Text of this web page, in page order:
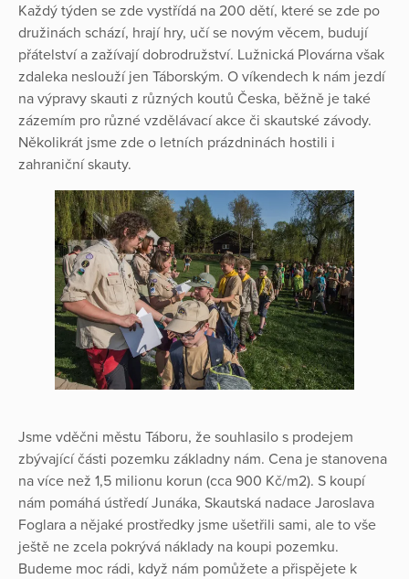
Každý týden se zde vystřídá na 200 dětí, které se zde po
družinách schází, hrají hry, učí se novým věcem, budují
přátelství a zažívají dobrodružství. Lužnická Plovárna však
zdaleka neslouží jen Táborským. O víkendech k nám jezdí
na výpravy skauti z různých koutů Česka, běžně je také
zázemím pro různé vzdělávací akce či skautské závody.
Několikrát jsme zde o letních prázdninách hostili i
zahraniční skauty.
Jsme vděčni městu Táboru, že souhlasilo s prodejem
zbývající části pozemku základny nám. Cena je stanovena
na více než 1,5 milionu korun (cca 900 Kč/m2). S koupí
nám pomáhá ústředí Junáka, Skautská nadace Jaroslava
Foglara a nějaké prostředky jsme ušetřili sami, ale to vše
ještě ne zcela pokrývá náklady na koupi pozemku.
Budeme moc rádi, když nám pomůžete a přispějete k